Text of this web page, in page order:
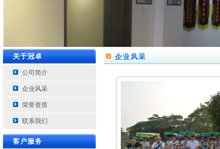
关于冠卓
公司简介
企业风采
荣誉资质
联系我们
客户服务
企业风采